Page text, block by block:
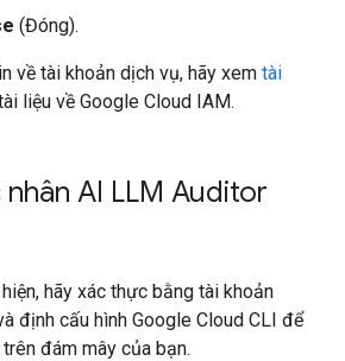
(Đóng).
về tài khoản dịch vụ, hãy xem tài
liệu về Google Cloud IAM.
AI LLM Auditor
hãy xác thực bằng tài khoản
định cấu hình Google Cloud CLI để
đám mây của bạn.